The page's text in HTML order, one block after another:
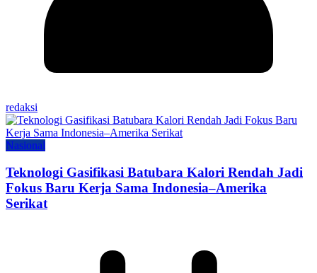
redaksi
Nasional
Teknologi Gasifikasi Batubara Kalori Rendah Jadi
Fokus Baru Kerja Sama Indonesia–Amerika
Serikat